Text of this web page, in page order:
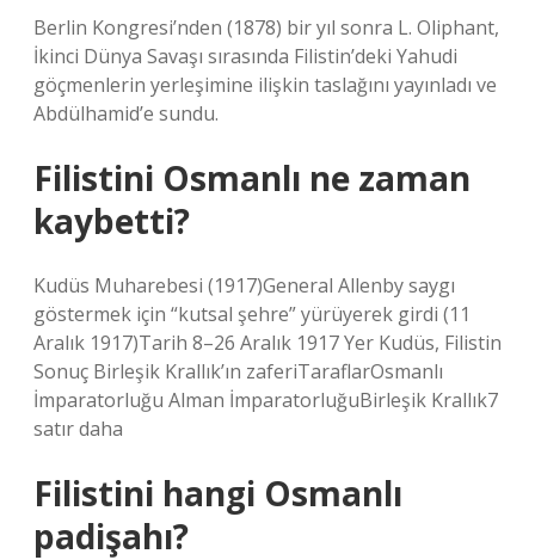
Berlin Kongresi’nden (1878) bir yıl sonra L. Oliphant,
İkinci Dünya Savaşı sırasında Filistin’deki Yahudi
göçmenlerin yerleşimine ilişkin taslağını yayınladı ve
Abdülhamid’e sundu.
Filistini Osmanlı ne zaman
kaybetti?
Kudüs Muharebesi (1917)General Allenby saygı
göstermek için “kutsal şehre” yürüyerek girdi (11
Aralık 1917)Tarih 8–26 Aralık 1917 Yer Kudüs, Filistin
Sonuç Birleşik Krallık’ın zaferiTaraflarOsmanlı
İmparatorluğu Alman İmparatorluğuBirleşik Krallık7
satır daha
Filistini hangi Osmanlı
padişahı?